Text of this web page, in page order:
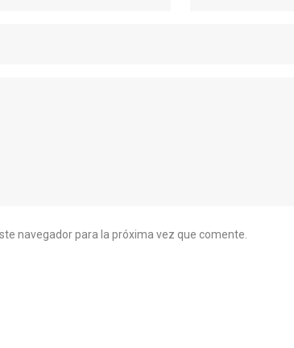
navegador para la próxima vez que comente.